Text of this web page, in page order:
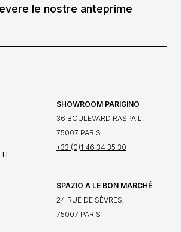
le nostre anteprime
SHOWROOM PARIGINO
36 BOULEVARD RASPAIL,
75007 PARIS
+33 (0)1 46 34 35 30
SPAZIO A LE BON MARCHÉ
24 RUE DE SÈVRES,
75007 PARIS